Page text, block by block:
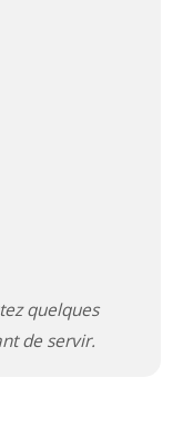
quelques
de servir.